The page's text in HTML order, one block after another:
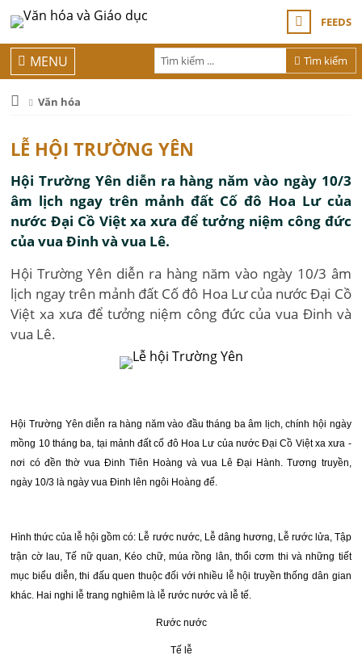
FEEDS
Tìm kiếm
MENU
Văn hóa
LỄ HỘI TRƯỜNG YÊN
Hội Trường Yên diễn ra hàng năm vào ngày 10/3
âm lịch ngay trên mảnh đất Cố đô Hoa Lư của
nước Ðại Cồ Việt xa xưa để tưởng niệm công đức
của vua Ðinh và vua Lê.
Hội Trường Yên diễn ra hàng năm vào ngày 10/3 âm
lịch ngay trên mảnh đất Cố đô Hoa Lư của nước Ðại Cồ
Việt xa xưa để tưởng niệm công đức của vua Ðinh và
vua Lê.
Hội Trường Yên diễn ra hàng năm vào đầu tháng ba âm lịch, chính hội ngày
mồng 10 tháng ba, tại mảnh đất cố đô Hoa Lư của nước Đại Cồ Việt xa xưa -
nơi có đền thờ vua Đinh Tiên Hoàng và vua Lê Đại Hành. Tương truyền,
ngày 10/3 là ngày vua Đinh lên ngôi Hoàng đế.
Hình thức của lễ hội gồm có: Lễ rước nước, Lễ dâng hương, Lễ rước lửa, Tập
trận cờ lau, Tế nữ quan, Kéo chữ, múa rồng lân, thổi cơm thi và những tiết
mục biểu diễn, thi đấu quen thuộc đối với nhiều lễ hội truyền thống dân gian
khác. Hai nghi lễ trang nghiêm là lễ rước nước và lễ tế.
Rước nước
Tế lễ